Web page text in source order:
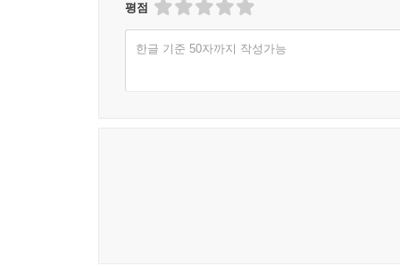
평점
한글 기준 50자까지 작성가능